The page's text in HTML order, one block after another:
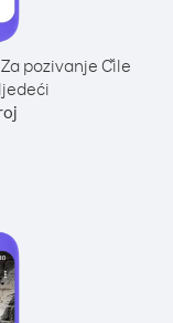
Za pozivanje Čile